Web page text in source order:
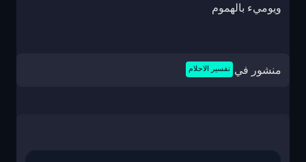
ويوميء بالهموم
منشور في تفسير الاحلام